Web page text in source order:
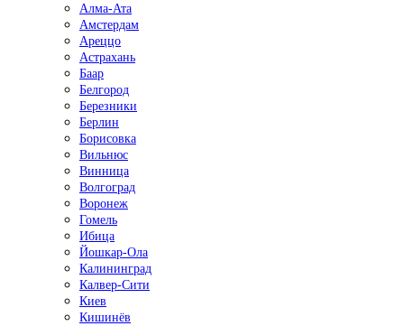
Алма-Ата
Амстердам
Ареццо
Астрахань
Баар
Белгород
Березники
Берлин
Борисовка
Вильнюс
Винница
Волгоград
Воронеж
Гомель
Ибица
Йошкар-Ола
Калининград
Калвер-Сити
Киев
Кишинёв